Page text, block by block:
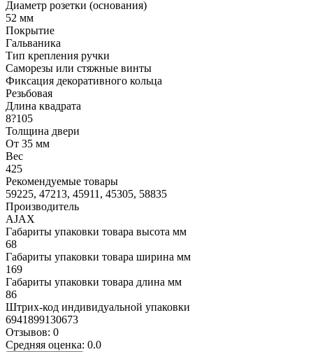
Диаметр розетки (основания)
52 мм
Покрытие
Гальваника
Тип крепления ручки
Саморезы или стяжные винты
Фиксация декоративного кольца
Резьбовая
Длина квадрата
8?105
Толщина двери
От 35 мм
Вес
425
Рекомендуемые товары
59225, 47213, 45911, 45305, 58835
Производитель
AJAX
Габариты упаковки товара высота мм
68
Габариты упаковки товара ширина мм
169
Габариты упаковки товара длина мм
86
Штрих-код индивидуальной упаковки
6941899130673
Отзывов: 0
Средняя оценка: 0.0